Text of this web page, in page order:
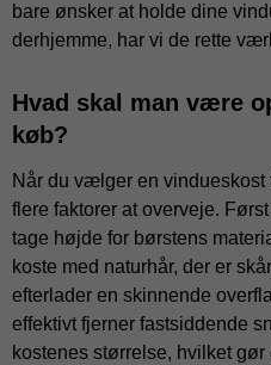
bare ønsker at holde dine
derhjemme, har vi de rette
Hvad skal man være
køb?
Når du vælger en
flere faktorer at overveje.
tage højde for børstens
koste med naturhår, der er
efterlader en skinnende
effektivt fjerner fastsiddende
kostenes størrelse, hvilket